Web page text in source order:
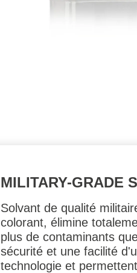
MILITARY-GRADE
Solvant de qualité
colorant, élimine
plus de contaminants
sécurité et une facilité
technologie et